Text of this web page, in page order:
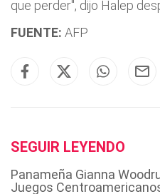
que perder", dijo Halep
FUENTE: AFP
SEGUIR LEYENDO
Panameña Gianna
Juegos